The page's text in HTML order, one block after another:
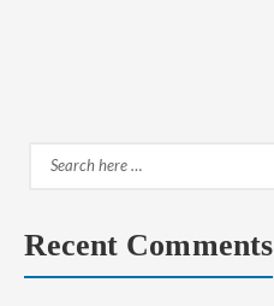
Search
Recent Comments